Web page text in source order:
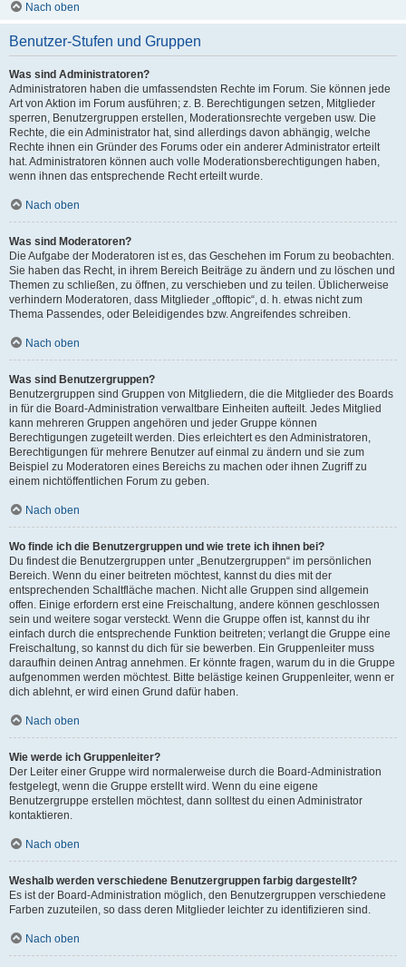
Nach oben
Benutzer-Stufen und Gruppen
Was sind Administratoren?
Administratoren haben die umfassendsten Rechte im Forum. Sie können jede
Art von Aktion im Forum ausführen; z. B. Berechtigungen setzen, Mitglieder
sperren, Benutzergruppen erstellen, Moderationsrechte vergeben usw. Die
Rechte, die ein Administrator hat, sind allerdings davon abhängig, welche
Rechte ihnen ein Gründer des Forums oder ein anderer Administrator erteilt
hat. Administratoren können auch volle Moderationsberechtigungen haben,
wenn ihnen das entsprechende Recht erteilt wurde.
Nach oben
Was sind Moderatoren?
Die Aufgabe der Moderatoren ist es, das Geschehen im Forum zu beobachten.
Sie haben das Recht, in ihrem Bereich Beiträge zu ändern und zu löschen und
Themen zu schließen, zu öffnen, zu verschieben und zu teilen. Üblicherweise
verhindern Moderatoren, dass Mitglieder „offtopic“, d. h. etwas nicht zum
Thema Passendes, oder Beleidigendes bzw. Angreifendes schreiben.
Nach oben
Was sind Benutzergruppen?
Benutzergruppen sind Gruppen von Mitgliedern, die die Mitglieder des Boards
in für die Board-Administration verwaltbare Einheiten aufteilt. Jedes Mitglied
kann mehreren Gruppen angehören und jeder Gruppe können
Berechtigungen zugeteilt werden. Dies erleichtert es den Administratoren,
Berechtigungen für mehrere Benutzer auf einmal zu ändern und sie zum
Beispiel zu Moderatoren eines Bereichs zu machen oder ihnen Zugriff zu
einem nichtöffentlichen Forum zu geben.
Nach oben
Wo finde ich die Benutzergruppen und wie trete ich ihnen bei?
Du findest die Benutzergruppen unter „Benutzergruppen“ im persönlichen
Bereich. Wenn du einer beitreten möchtest, kannst du dies mit der
entsprechenden Schaltfläche machen. Nicht alle Gruppen sind allgemein
offen. Einige erfordern erst eine Freischaltung, andere können geschlossen
sein und weitere sogar versteckt. Wenn die Gruppe offen ist, kannst du ihr
einfach durch die entsprechende Funktion beitreten; verlangt die Gruppe eine
Freischaltung, so kannst du dich für sie bewerben. Ein Gruppenleiter muss
daraufhin deinen Antrag annehmen. Er könnte fragen, warum du in die Gruppe
aufgenommen werden möchtest. Bitte belästige keinen Gruppenleiter, wenn er
dich ablehnt, er wird einen Grund dafür haben.
Nach oben
Wie werde ich Gruppenleiter?
Der Leiter einer Gruppe wird normalerweise durch die Board-Administration
festgelegt, wenn die Gruppe erstellt wird. Wenn du eine eigene
Benutzergruppe erstellen möchtest, dann solltest du einen Administrator
kontaktieren.
Nach oben
Weshalb werden verschiedene Benutzergruppen farbig dargestellt?
Es ist der Board-Administration möglich, den Benutzergruppen verschiedene
Farben zuzuteilen, so dass deren Mitglieder leichter zu identifizieren sind.
Nach oben